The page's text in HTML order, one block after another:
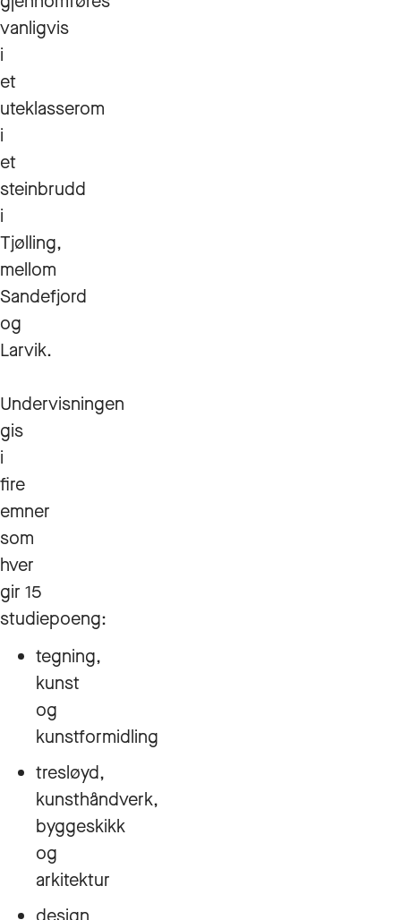
vanligvis
i
et
uteklasserom
i
et
steinbrudd
i
Tjølling,
mellom
Sandefjord
og
Larvik.
Undervisningen
gis
i
fire
emner
som
hver
gir 15
studiepoeng:
tegning,
kunst
og
kunstformidling
tresløyd,
kunsthåndverk,
byggeskikk
og
arkitektur